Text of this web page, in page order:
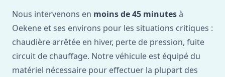
Nous intervenons en moins de 45 minutesà
Oekene et ses environs pour les situations critiques :
chaudière arrêtée en hiver, perte de pression, fuite
circuit de chauffage. Notre véhicule est équipé du
matériel nécessaire pour effectuer la plupart des